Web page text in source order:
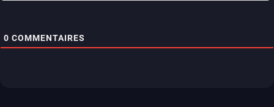
0 COMMENTAIRES